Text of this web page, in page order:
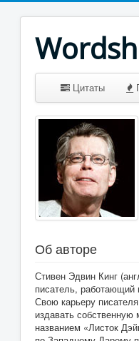
Цитаты
Об авторе
Стивен Эдвин Кинг
писатель,
Свою карьеру
издавать
названием «Листок